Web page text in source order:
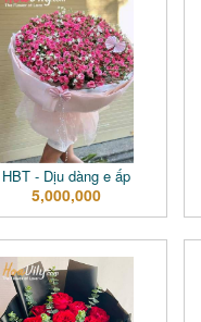
HBT - Dịu dàng e ấp
5,000,000